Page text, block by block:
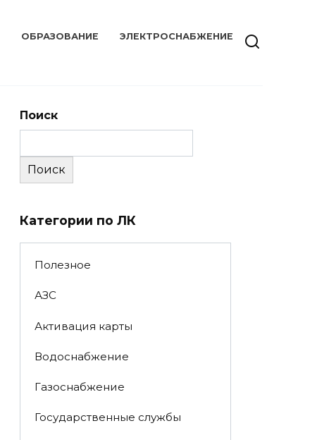
ОБРАЗОВАНИЕ ЭЛЕКТРОСНАБЖЕНИЕ
Поиск
Поиск
Категории по ЛК
Полезное
АЗС
Активация карты
Водоснабжение
Газоснабжение
Государственные службы